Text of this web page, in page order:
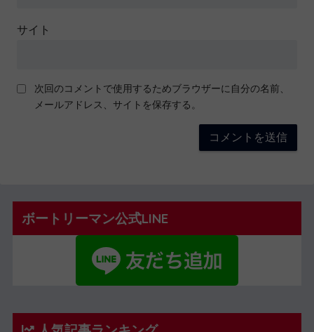
サイト
次回のコメントで使用するためブラウザーに自分の名前、
メールアドレス、サイトを保存する。
ボートリーマン公式LINE